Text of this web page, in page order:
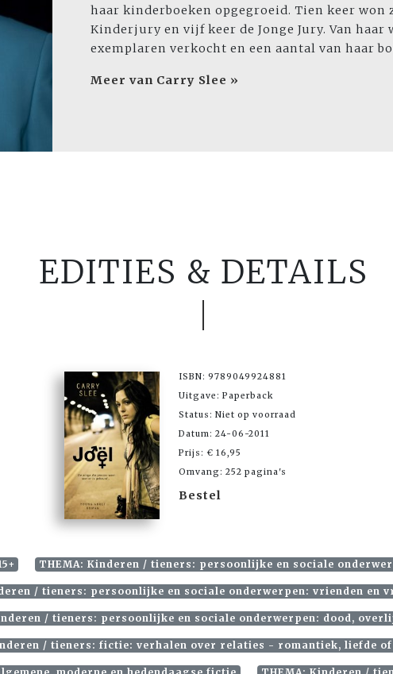
haar kinderboeken opgegroeid. Tien keer won
Kinderjury en vijf keer de Jonge Jury. Van
exemplaren verkocht en een aantal van haar
Meer van Carry Slee »
EDITIES & DETAILS
ISBN: 9789049924881
Uitgave: Paperback
Status: Niet op voorraad
Datum: 24-06-2011
Prijs: € 16,95
Omvang: 252 pagina's
Bestel
THEMA: Kinderen / tieners: persoonlijke en sociale
/ tieners: persoonlijke en sociale onderwerpen: vrienden en
/ tieners: persoonlijke en sociale onderwerpen: dood,
/ tieners: fictie: verhalen over relaties - romantiek, liefde